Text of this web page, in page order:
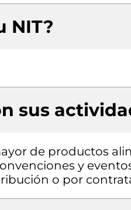
NIT?
sus
de productos
y
o por